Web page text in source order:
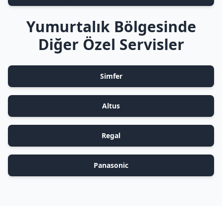
Yumurtalık Bölgesinde
Diğer Özel Servisler
Simfer
Altus
Regal
Panasonic